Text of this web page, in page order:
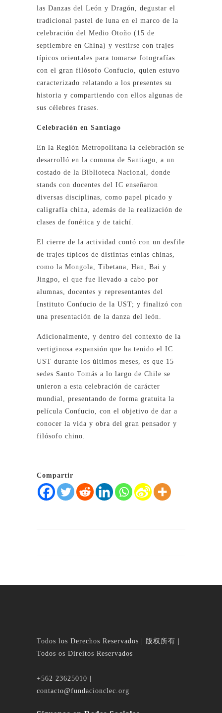
las Danzas del León y Dragón, degustar el
tradicional pastel de luna en el marco de la
celebración del Medio Otoño (15 de
septiembre en China) y vestirse con trajes
típicos orientales para tomarse fotografías
con el gran filósofo Confucio, quien estuvo
caracterizado relatando a los presentes su
historia y compartiendo con ellos algunas de
sus célebres frases.
Celebración en Santiago
En la Región Metropolitana la celebración se
desarrolló en la comuna de Santiago, a un
costado de la Biblioteca Nacional, donde
stands con docentes del IC enseñaron
diversas disciplinas, como papel picado y
caligrafía china, además de la realización de
clases de fonética y de taichí.
El cierre de la actividad contó con un desfile
de trajes típicos de distintas etnias chinas,
como la Mongola, Tibetana, Han, Bai y
Jingpo, el que fue llevado a cabo por
alumnas, docentes y representantes del
Instituto Confucio de la UST; y finalizó con
una presentación de la danza del león.
Adicionalmente, y dentro del contexto de la
vertiginosa expansión que ha tenido el IC
UST durante los últimos meses, es que 15
sedes Santo Tomás a lo largo de Chile se
unieron a esta celebración de carácter
mundial, presentando de forma gratuita la
película Confucio, con el objetivo de dar a
conocer la vida y obra del gran pensador y
filósofo chino.
Compartir
Todos los Derechos Reservados | 版权所有 |
Todos os Direitos Reservados
+562 23625010 |
contacto@fundacionclec.org